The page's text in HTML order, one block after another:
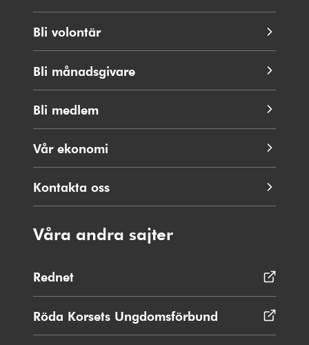
Bli volontär
Bli månadsgivare
Bli medlem
Vår ekonomi
Kontakta oss
Våra andra sajter
Rednet
i
nytt
fönster
Röda Korsets Ungdomsförbund Öppnas
i